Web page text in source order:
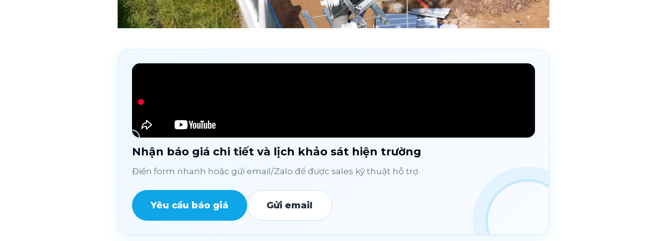
Nhận báo giá chi tiết và lịch khảo sát hiện trường
Điền form nhanh hoặc gửi email/Zalo để được sales kỹ thuật hỗ trợ.
Yêu cầu báo giá Gửi email